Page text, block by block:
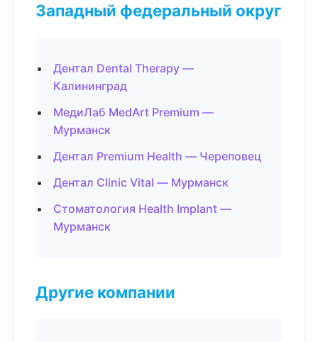
Западный федеральный округ
Дентал Dental Therapy —
Калининград
МедиЛаб MedArt Premium —
Мурманск
Дентал Premium Health — Череповец
Дентал Clinic Vital — Мурманск
Стоматология Health Implant —
Мурманск
Другие компании